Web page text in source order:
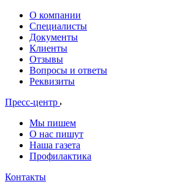
О компании
Специалисты
Документы
Клиенты
Отзывы
Вопросы и ответы
Реквизиты
Пресс-центр
Мы пишем
О нас пишут
Наша газета
Профилактика
Контакты